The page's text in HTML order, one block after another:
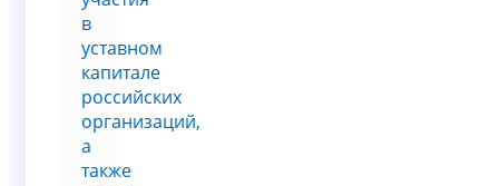
в
уставном
капитале
российских
организаций,
а
также